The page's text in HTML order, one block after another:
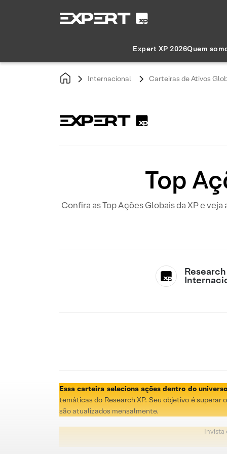
Expert XP 2026Quem
Internacional Carteiras de Ativos
Top
Confira as Top Ações Globais da XP e
Research
Essa carteira seleciona ações dentro do
temáticas do Research XP. Seu objetivo é superar
são atualizados mensalmente.
Invista